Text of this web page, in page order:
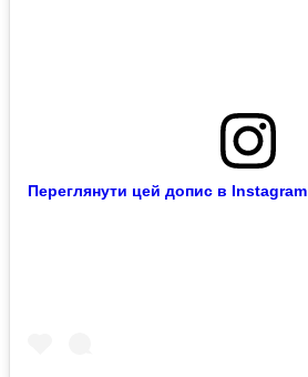
Переглянути цей допис в Instagram